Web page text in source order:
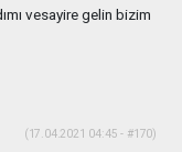
vesayire gelin bizim
(17.04.2021 04:45 - #170)